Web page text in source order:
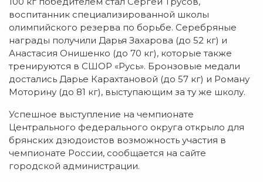
воспитанник специализированной школы
олимпийского резерва по борьбе. Серебряные
награды получили Дарья Захарова (до 52 кг) и
Анастасия Онишенко (до 70 кг), которые также
тренируются в СШОР «Русь». Бронзовые медали
достались Дарье Карахтановой (до 57 кг) и Роману
Моторину (до 81 кг), выступающим за ту же школу.
Успешное выступление на чемпионате
Центрального федерального округа открыло для
брянских дзюдоистов возможность участия в
чемпионате России, сообщается на сайте
городской администрации.